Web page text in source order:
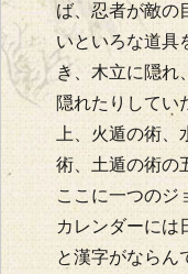
ば、忍者が敵の
いといろな道具
き、木立に隠れ
隠れたりしてい
上、火遁の術
術、土遁の術の
ここに一つのジ
カレンダーには
と漢字がならん